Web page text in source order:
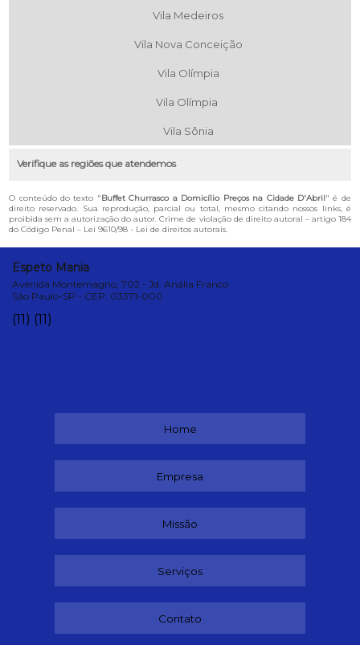
Vila Medeiros
Vila Nova Conceição
Vila Olímpia
Vila Olímpia
Vila Sônia
Verifique as regiões que atendemos
O conteúdo do texto "Buffet Churrasco a Domicílio Preços na Cidade D'Abril" é de
direito reservado. Sua reprodução, parcial ou total, mesmo citando nossos links, é
proibida sem a autorização do autor. Crime de violação de direito autoral – artigo 184
do Código Penal – Lei 9610/98 - Lei de direitos autorais.
Espeto Mania
Avenida Montemagno, 702 - Jd. Anália Franco
São Paulo-SP - CEP: 03371-000
(11) (11)
Home
Empresa
Missão
Serviços
Contato